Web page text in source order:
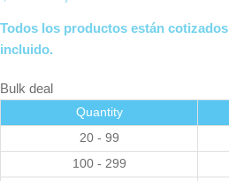
Todos los productos están
incluido.
Bulk deal
Quantity
20 - 99
100 - 299